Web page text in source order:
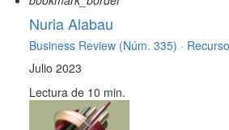
Nuria Alabau
Business Review (Núm. 335) ·
Julio 2023
Lectura de 10 min.